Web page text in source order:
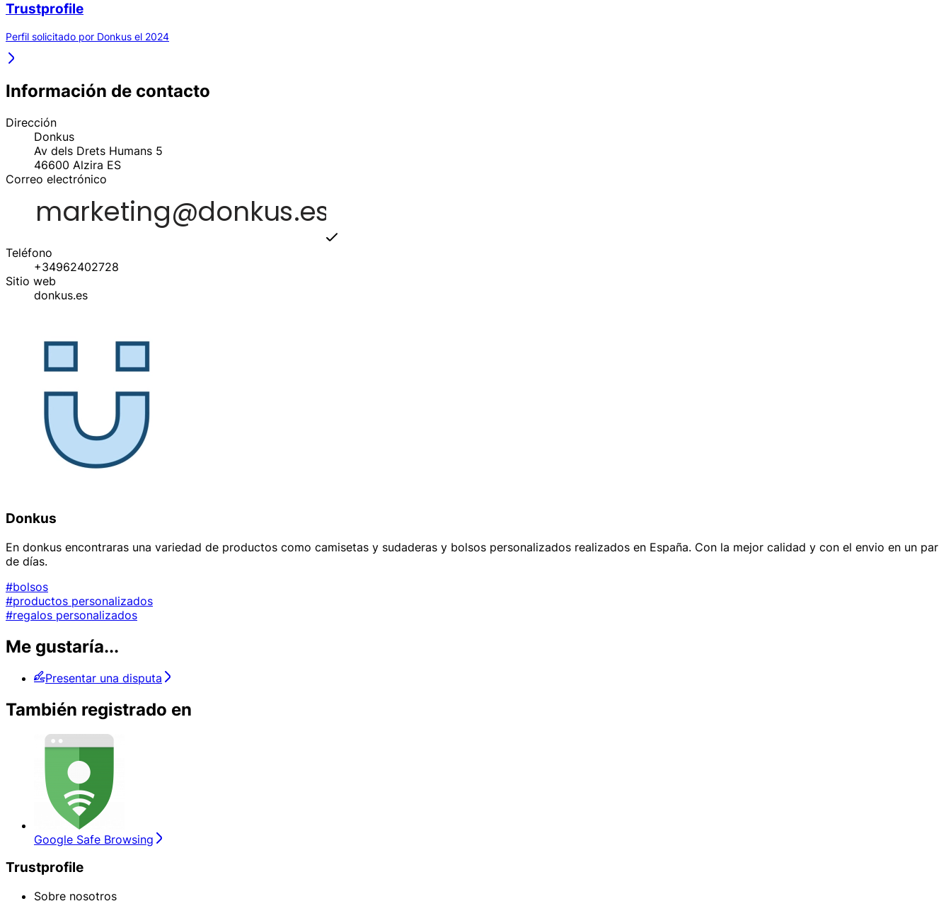
Trustprofile
Perfil solicitado por Donkus el 2024
Información de contacto
Dirección
Donkus
Av dels Drets Humans 5
46600 Alzira ES
Correo electrónico
Teléfono
+34962402728
Sitio web
donkus.es
Donkus
En donkus encontraras una variedad de productos como camisetas y sudaderas y bolsos personalizados realizados en España. Con la mejor calidad y con el envio en un par
de días.
#bolsos
#productos personalizados
#regalos personalizados
Me gustaría...
Presentar una disputa
También registrado en
Google Safe Browsing
Trustprofile
Sobre nosotros